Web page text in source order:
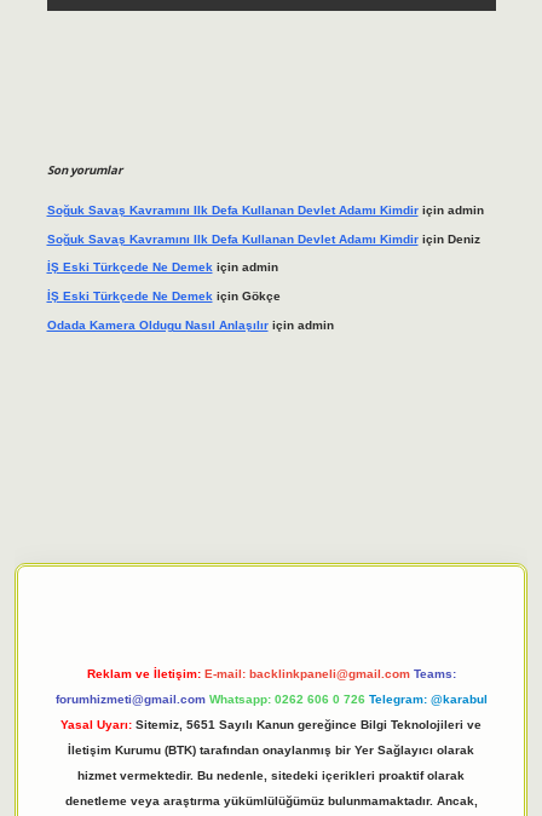
Son yorumlar
Soğuk Savaş Kavramını Ilk Defa Kullanan Devlet Adamı Kimdiriçin admin
Soğuk Savaş Kavramını Ilk Defa Kullanan Devlet Adamı Kimdiriçin Deniz
İŞ Eski Türkçede Ne Demekiçin admin
İŞ Eski Türkçede Ne Demek için Gökçe
Odada Kamera Oldugu Nasıl Anlaşılıriçin admin
Reklam ve İletişim: E-mail: backlinkpaneli@gmail.com Teams:
forumhizmeti@gmail.com Whatsapp: 0262 606 0 726 Telegram: @karabul
Yasal Uyarı: Sitemiz, 5651 Sayılı Kanun gereğince Bilgi Teknolojileri ve
İletişim Kurumu (BTK) tarafından onaylanmış bir Yer Sağlayıcı olarak
hizmet vermektedir. Bu nedenle, sitedeki içerikleri proaktif olarak
denetleme veya araştırma yükümlülüğümüz bulunmamaktadır. Ancak,